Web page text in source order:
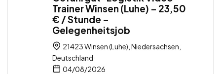
Trainer Winsen (Luhe) – 23,50
€ / Stunde –
Gelegenheitsjob
21423 Winsen (Luhe), Niedersachsen,
Deutschland
04/08/2026